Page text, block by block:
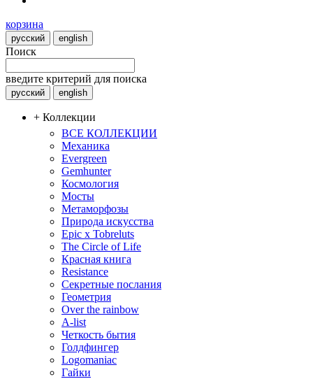
корзина
русский english
Поиск
введите критерий для поиска
русский english
+ Коллекции
ВСЕ КОЛЛЕКЦИИ
Механика
Evergreen
Gemhunter
Космология
Мосты
Метаморфозы
Природа искусства
Epic x Tobreluts
The Circle of Life
Красная книга
Resistance
Секретные послания
Геометрия
Over the rainbow
A-list
Четкость бытия
Голдфингер
Logomaniac
Гайки